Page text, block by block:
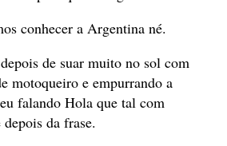
conhecer a Argentina né.
de suar muito no sol com
motoqueiro e empurrando a
falando Hola que tal com
da frase.